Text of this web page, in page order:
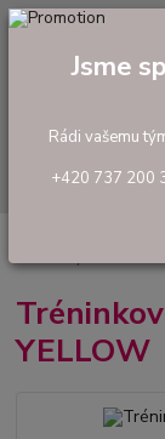
tel: +420 737 200 336
Tréninkový set JOMA
YELLOW
Jsme
Rádi vašemu
+420 737 200